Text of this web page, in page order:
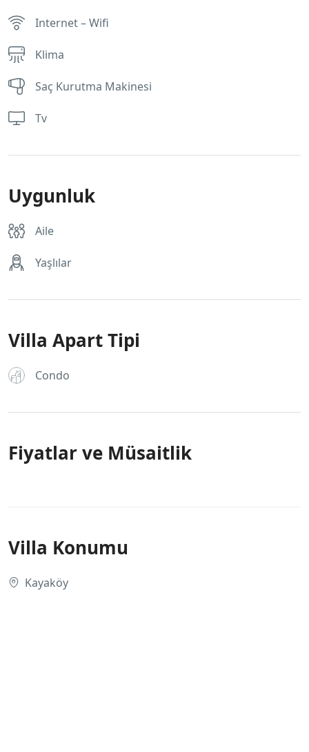
Internet – Wifi
Klima
Saç Kurutma Makinesi
Tv
Uygunluk
Aile
Yaşlılar
Villa Apart Tipi
Condo
Fiyatlar ve Müsaitlik
Villa Konumu
Kayaköy